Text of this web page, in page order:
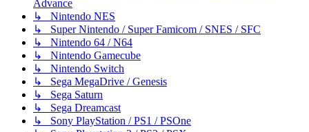
Advance
↳ Nintendo NES
↳ Super Nintendo / Super Famicom / SNES / SFC
↳ Nintendo 64 / N64
↳ Nintendo Gamecube
↳ Nintendo Switch
↳ Sega MegaDrive / Genesis
↳ Sega Saturn
↳ Sega Dreamcast
↳ Sony PlayStation / PS1 / PSOne